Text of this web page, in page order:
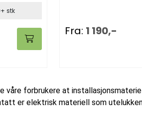
stk
Fra: 1 190,-
forbrukere at
er elektrisk materiell som